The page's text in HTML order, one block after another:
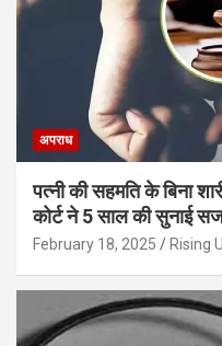
अपराध
पत्नी की सहमति के बिना
कोर्ट ने 5 साल की सुनाई
February 18, 2025 Rising